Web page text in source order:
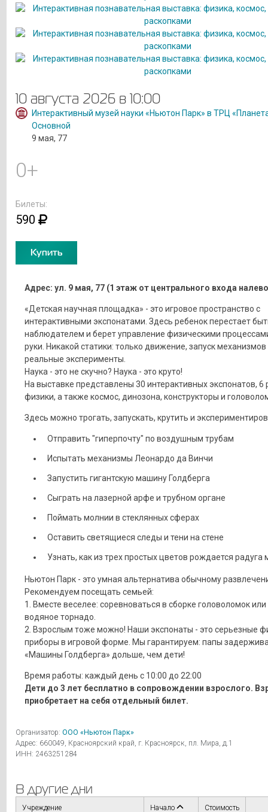
10 августа 2026 в 10:00
Интерактивный музей науки «Ньютон Парк» в ТРЦ
Основной
9 мая, 77
0+
Билеты:
590
Купить
Адрес: ул. 9 мая, 77 (1 этаж от центрального входа
«Детская научная площадка» - это игровое пространство с
интерактивными экспонатами. Здесь ребенок перестает
наблюдателем и берет управление физическими
руки. Никакой статики: только движение, запуск механизмов
реальные эксперименты.
Наука - это не скучно? Наука - это круто!
На выставке представлены 30 интерактивных экспонатов, 6
физики, а также космос, динозона, конструкторы и
Здесь можно трогать, запускать, крутить и
Отправить "гиперпочту" по воздушным трубам
Испытать механизмы Леонардо да Винчи
Запустить гигантскую машину Голдберга
Сыграть на лазерной арфе и трубном органе
Поймать молнии в стеклянных сферах
Оставить светящиеся следы и тени на стене
Узнать, как из трех простых цветов рождается радуга
Ньютон Парк - это умная альтернатива обычному
Рекомендуем посещать семьей:
1. Вместе веселее: соревноваться в сборке головоломок
водяное торнадо.
2. Взрослым тоже можно! Наши экспонаты - это серьезные
приборы в игровой форме. Мы гарантируем: папы
«Машины Голдберга» дольше, чем дети!
Время работы: каждый день с 10:00 до 22:00
Дети до 3 лет бесплатно в сопровождении взрослого.
приобретает на себя отдельный билет.
Организатор: ООО «Ньютон Парк»
Адрес: 660049, Красноярский край, г. Красноярск, пл. Мира, д.1
ИНН: 2463251284
В другие дни
Учреждение Начало Стоимость